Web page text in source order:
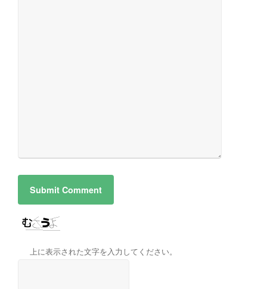
上に表示された文字を入力してください。